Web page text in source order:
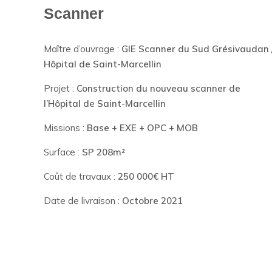
Scanner
Maître d’ouvrage : GIE Scanner du Sud Grésivaudan
Hôpital de Saint-Marcellin
Projet : Construction du nouveau scanner de
l’Hôpital de Saint-Marcellin
Missions : Base + EXE + OPC + MOB
Surface : SP 208m²
Coût de travaux : 250 000€ HT
Date de livraison : Octobre 2021